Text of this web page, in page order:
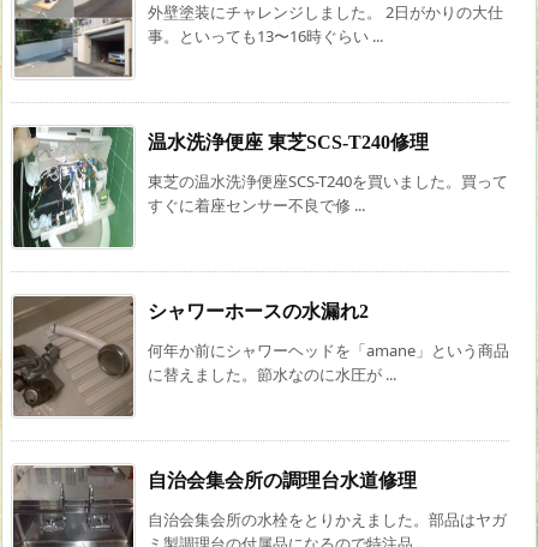
外壁塗装にチャレンジしました。 2日がかりの大仕
事。といっても13〜16時ぐらい ...
温水洗浄便座 東芝SCS-T240修理
東芝の温水洗浄便座SCS-T240を買いました。買って
すぐに着座センサー不良で修 ...
シャワーホースの水漏れ2
何年か前にシャワーヘッドを「amane」という商品
に替えました。節水なのに水圧が ...
自治会集会所の調理台水道修理
自治会集会所の水栓をとりかえました。部品はヤガ